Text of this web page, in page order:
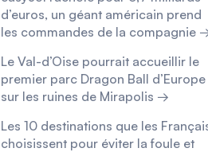
d’euros, un géant américain prend
les commandes de la compagnie
Le Val-d’Oise pourrait accueillir le
premier parc Dragon Ball d’Europe
sur les ruines de Mirapolis →
Les 10 destinations que les
choisissent pour éviter la foule et